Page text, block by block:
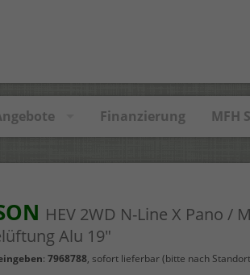
Finanzierung MFH
HEV 2WD N-Line X Pano /
Alu 19"
: 7968788, sofort lieferbar (bitte nach